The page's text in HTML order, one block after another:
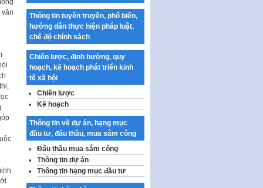
văn
Công bố công khai dự toán kinh
phí xây dựng pháp luật, hoàn
thiện thể chế, chính…
Quy định về nghiên cứu, ứng
dụng khoa học, công nghệ, đổi
mới sáng tạo và chuyển…
Quy định chi tiết và hướng dẫn
thi hành một số điều của Luật Lý
lịch tư…
Sửa đổi, bổ sung một số nội
dung tại Nghị quyết số 30/NQ-
CP ngày 24 tháng 02…
Ban hành Chương trình hành
động của Chính phủ thực hiện
Thông tin tuyên truyền, phổ biến,
hướng dẫn thực hiện pháp luật,
chế độ chính sách
Chiến lược, định hướng, quy
hoạch, kế hoạch phát triển kinh
tế xã hội
Chiến lược
Kế hoạch
Thông tin về dự án, hạng mục
đầu tư, đấu thầu, mua sắm công
Đấu thầu mua sắm công
Thông tin dự án
Thông tin hạng mục đầu tư